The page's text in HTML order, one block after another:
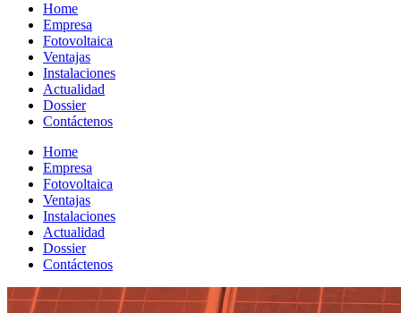
Home
Empresa
Fotovoltaica
Ventajas
Instalaciones
Actualidad
Dossier
Contáctenos
Home
Empresa
Fotovoltaica
Ventajas
Instalaciones
Actualidad
Dossier
Contáctenos